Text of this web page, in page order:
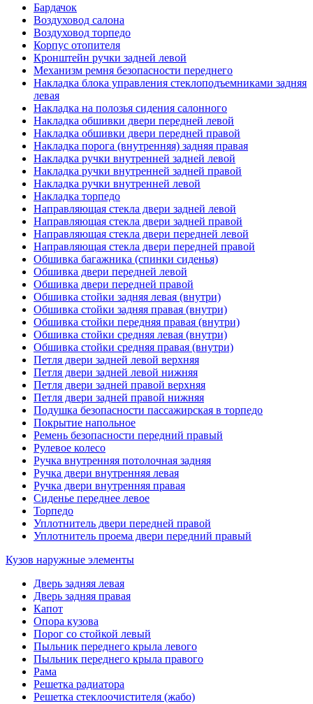
Бардачок
Воздуховод салона
Воздуховод торпедо
Корпус отопителя
Кронштейн ручки задней левой
Механизм ремня безопасности переднего
Накладка блока управления стеклоподъемниками задняя
левая
Накладка на полозья сидения салонного
Накладка обшивки двери передней левой
Накладка обшивки двери передней правой
Накладка порога (внутренняя) задняя правая
Накладка ручки внутренней задней левой
Накладка ручки внутренней задней правой
Накладка ручки внутренней левой
Накладка торпедо
Направляющая стекла двери задней левой
Направляющая стекла двери задней правой
Направляющая стекла двери передней левой
Направляющая стекла двери передней правой
Обшивка багажника (спинки сиденья)
Обшивка двери передней левой
Обшивка двери передней правой
Обшивка стойки задняя левая (внутри)
Обшивка стойки задняя правая (внутри)
Обшивка стойки передняя правая (внутри)
Обшивка стойки средняя левая (внутри)
Обшивка стойки средняя правая (внутри)
Петля двери задней левой верхняя
Петля двери задней левой нижняя
Петля двери задней правой верхняя
Петля двери задней правой нижняя
Подушка безопасности пассажирская в торпедо
Покрытие напольное
Ремень безопасности передний правый
Рулевое колесо
Ручка внутренняя потолочная задняя
Ручка двери внутренняя левая
Ручка двери внутренняя правая
Сиденье переднее левое
Торпедо
Уплотнитель двери передней правой
Уплотнитель проема двери передний правый
Кузов наружные элементы
Дверь задняя левая
Дверь задняя правая
Капот
Опора кузова
Порог со стойкой левый
Пыльник переднего крыла левого
Пыльник переднего крыла правого
Рама
Решетка радиатора
Решетка стеклоочистителя (жабо)